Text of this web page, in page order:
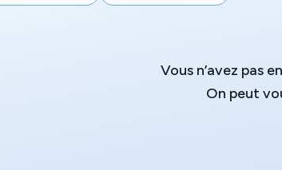
Vous n’avez pas
On peut